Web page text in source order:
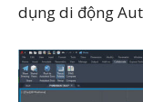
dụng di động